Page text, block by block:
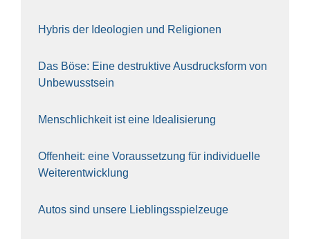
Hybris der Ideo­lo­gien und Reli­gio­nen
Das Böse: Eine destruk­ti­ve Aus­drucks­form von
Unbe­wusst­sein
Mensch­lich­keit ist eine Idea­li­sie­rung
Offen­heit: eine Vor­aus­set­zung für indi­vi­du­el­le
Wei­ter­ent­wick­lung
Autos sind unse­re Lieb­lings­spiel­zeu­ge